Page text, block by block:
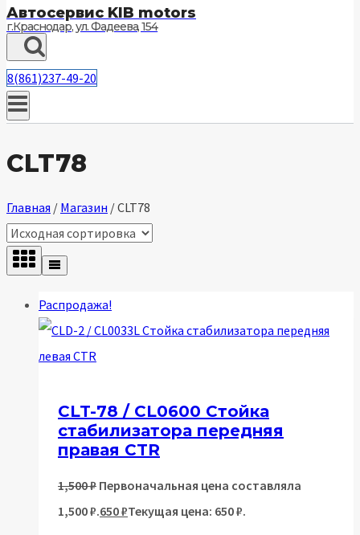
Автосервис KIB motors
г.Краснодар, ул. Фадеева, 154
8(861)237-49-20
CLT78
Главная / Магазин /CLT78
Распродажа!
CLT-78 / CL0600 Стойка
стабилизатора передняя
правая CTR
1,500₽ Первоначальная цена составляла
1,500 ₽.650₽Текущая цена: 650 ₽.